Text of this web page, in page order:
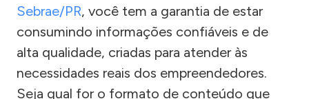
Sebrae/PR, você tem a garantia de estar
consumindo informações confiáveis e de
alta qualidade, criadas para atender às
necessidades reais dos empreendedores.
Seja qual for o formato de conteúdo que